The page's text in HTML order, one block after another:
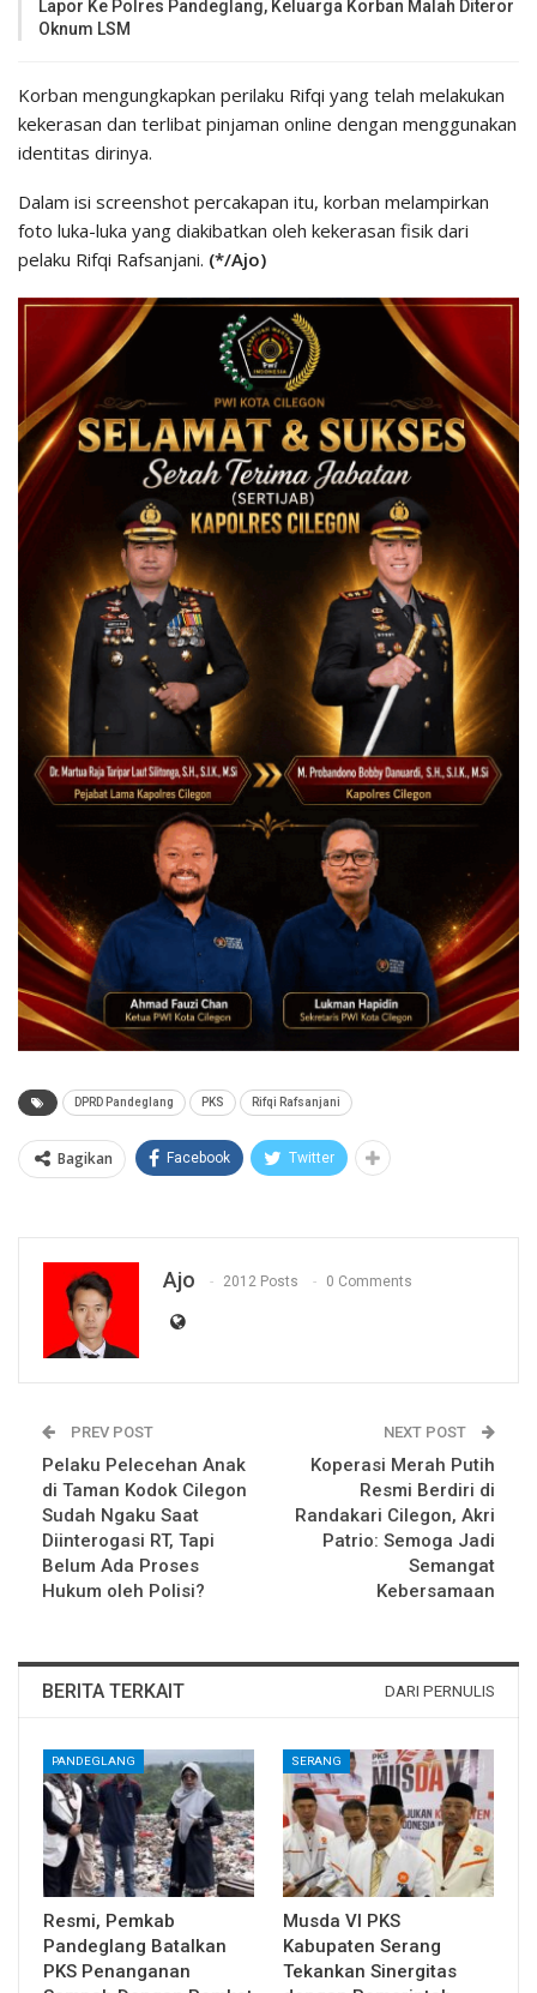
Lapor Ke Polres Pandeglang, Keluarga Korban Malah Diteror
Oknum LSM
Korban mengungkapkan perilaku Rifqi yang telah melakukan
kekerasan dan terlibat pinjaman online dengan menggunakan
identitas dirinya.
Dalam isi screenshot percakapan itu, korban melampirkan
foto luka-luka yang diakibatkan oleh kekerasan fisik dari
pelaku Rifqi Rafsanjani. (*/Ajo)
DPRD Pandeglang PKS Rifqi Rafsanjani
Bagikan Facebook Twitter
Ajo 2012 Posts 0 Comments
PREV POST
Pelaku Pelecehan Anak
di Taman Kodok Cilegon
Sudah Ngaku Saat
Diinterogasi RT, Tapi
Belum Ada Proses
Hukum oleh Polisi?
NEXT POST
Koperasi Merah Putih
Resmi Berdiri di
Randakari Cilegon, Akri
Patrio: Semoga Jadi
Semangat
Kebersamaan
BERITA TERKAIT DARI PERNULIS
PANDEGLANG
Resmi, Pemkab
Pandeglang Batalkan
PKS Penanganan
SERANG
Musda VI PKS
Kabupaten Serang
Tekankan Sinergitas